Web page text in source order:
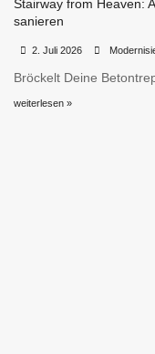
Stairway from Heaven:
sanieren
2. Juli 2026
Bröckelt Deine
weiterlesen »